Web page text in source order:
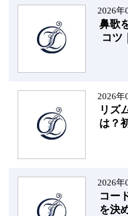
2026年
鼻歌
コツ
2026年
リズ
は？
2026年
コー
を決